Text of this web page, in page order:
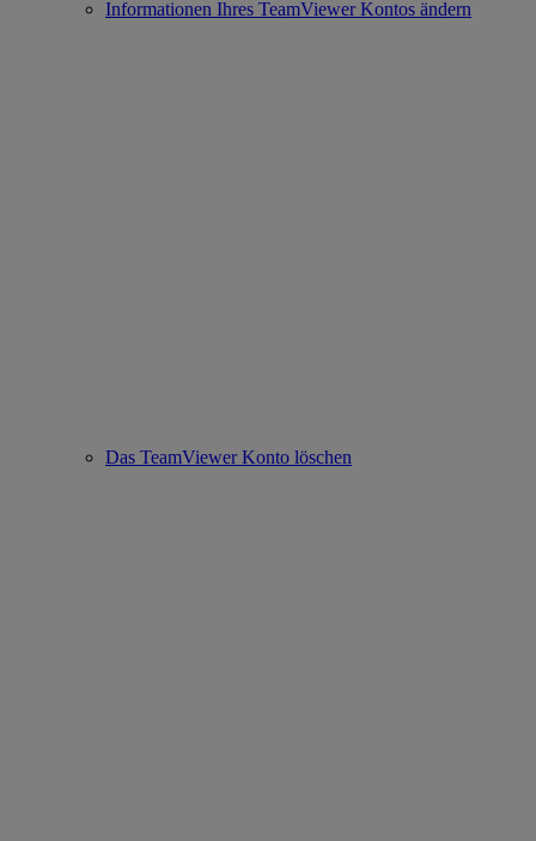
Informationen Ihres TeamViewer Kontos ändern
Das TeamViewer Konto löschen